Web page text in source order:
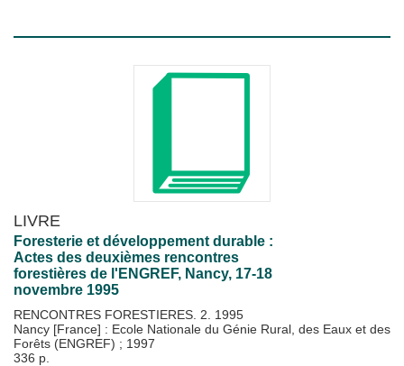
LIVRE
Foresterie et développement durable :
Actes des deuxièmes rencontres
forestières de l'ENGREF, Nancy, 17-18
novembre 1995
RENCONTRES FORESTIERES. 2. 1995
Nancy [France] : Ecole Nationale du Génie Rural, des Eaux et des
Forêts (ENGREF) ; 1997
336 p.